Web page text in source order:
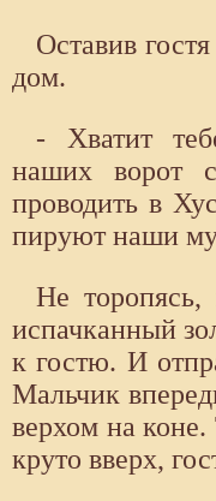
Оставив
дом.
- Хватит
наших ворот
проводить в
пируют наши
Не торопясь,
испачканный
к гостю. И
Мальчик
верхом на
круто вверх,